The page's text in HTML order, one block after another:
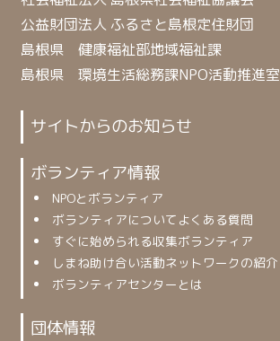
公益財団法人 ふるさと島根定住財団
島根県 健康福祉部地域福祉課
島根県 環境生活総務課NPO活動推進室
サイトからのお知らせ
ボランティア情報
NPOとボランティア
ボランティアについてよくある質問
すぐに始められる収集ボランティア
しまね助け合い活動ネットワークの紹介
ボランティアセンターとは
団体情報